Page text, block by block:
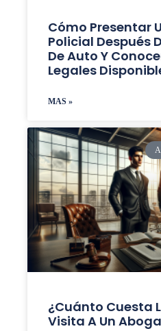
Cómo Presentar
Policial Después
De Auto Y
Legales
MAS »
¿Cuánto Cuesta
Visita A Un